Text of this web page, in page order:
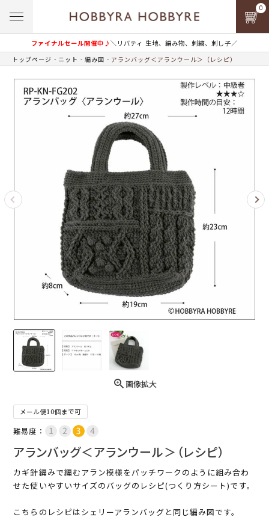
ファイナルセール開催中♪＼リバティ 生地、編み物、刺繍、刺し子／
0
トップページ ニット 編み図 アランバッグ＜アランウール＞（レシピ）
画像拡大
メール便10個まで可
難易度：
アランバッグ＜アランウール＞（レシピ）
カギ針編みで編むアラン模様をパッチワークのように組み合わ
せた使いやすいサイズのバッグのレシピ(つくり方シート)です。
こちらのレシピはシェリーアランバッグ と同じ編み図です。